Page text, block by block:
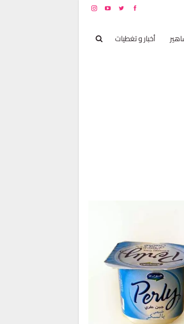
أخبار و تغطيات